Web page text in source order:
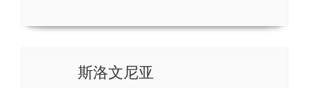
斯洛文尼亚